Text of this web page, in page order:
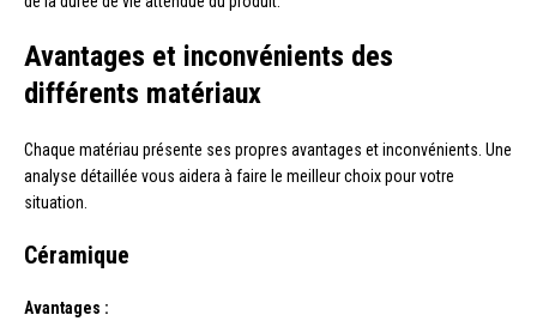
Avantages et inconvénients des
différents matériaux
Chaque matériau présente ses propres avantages et inconvénients. Une
analyse détaillée vous aidera à faire le meilleur choix pour votre
situation.
Céramique
Avantages :